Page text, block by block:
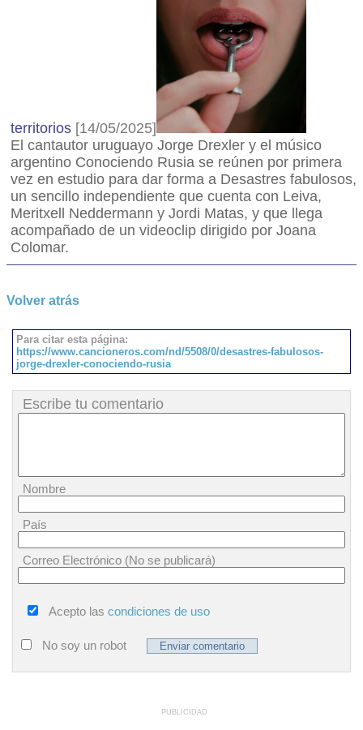
territorios [14/05/2025]
El cantautor uruguayo Jorge Drexler y el músico
argentino Conociendo Rusia se reúnen por primera
vez en estudio para dar forma a Desastres fabulosos,
un sencillo independiente que cuenta con Leiva,
Meritxell Neddermann y Jordi Matas, y que llega
acompañado de un videoclip dirigido por Joana
Colomar.
Volver atrás
Para citar esta página:
https://www.cancioneros.com/nd/5508/0/desastres-fabulosos-
jorge-drexler-conociendo-rusia
Escribe tu comentario
Nombre
País
Correo Electrónico (No se publicará)
Acepto las condiciones de uso
No soy un robot
PUBLICIDAD